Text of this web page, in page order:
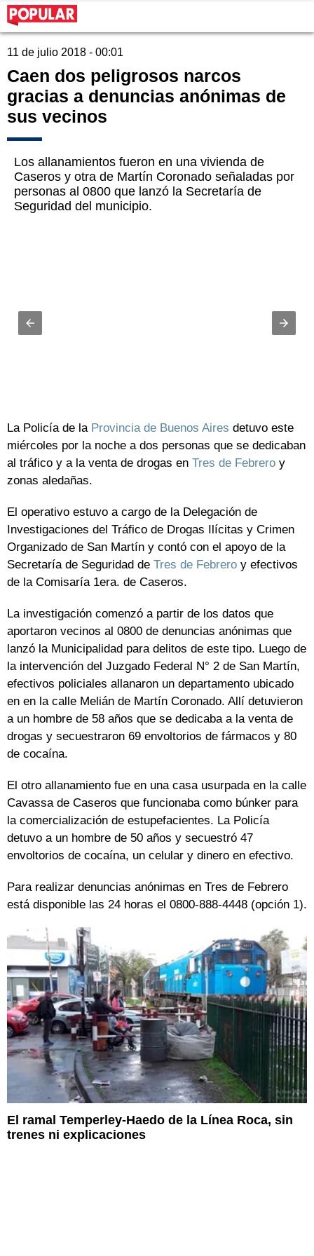
11 de julio 2018 - 00:01
Caen dos peligrosos narcos
gracias a denuncias anónimas de
sus vecinos
Los allanamientos fueron en una vivienda de
Caseros y otra de Martín Coronado señaladas por
personas al 0800 que lanzó la Secretaría de
Seguridad del municipio.
La Policía de la Provincia de Buenos Aires detuvo este
miércoles por la noche a dos personas que se dedicaban
al tráfico y a la venta de drogas en Tres de Febrero y
zonas aledañas.
El operativo estuvo a cargo de la Delegación de
Investigaciones del Tráfico de Drogas Ilícitas y Crimen
Organizado de San Martín y contó con el apoyo de la
Secretaría de Seguridad de Tres de Febrero y efectivos
de la Comisaría 1era. de Caseros.
La investigación comenzó a partir de los datos que
aportaron vecinos al 0800 de denuncias anónimas que
lanzó la Municipalidad para delitos de este tipo. Luego de
la intervención del Juzgado Federal N° 2 de San Martín,
efectivos policiales allanaron un departamento ubicado
en en la calle Melián de Martín Coronado. Allí detuvieron
a un hombre de 58 años que se dedicaba a la venta de
drogas y secuestraron 69 envoltorios de fármacos y 80
de cocaína.
El otro allanamiento fue en una casa usurpada en la calle
Cavassa de Caseros que funcionaba como búnker para
la comercialización de estupefacientes. La Policía
detuvo a un hombre de 50 años y secuestró 47
envoltorios de cocaína, un celular y dinero en efectivo.
Para realizar denuncias anónimas en Tres de Febrero
está disponible las 24 horas el 0800-888-4448 (opción 1).
El ramal Temperley-Haedo de la Línea Roca, sin
trenes ni explicaciones